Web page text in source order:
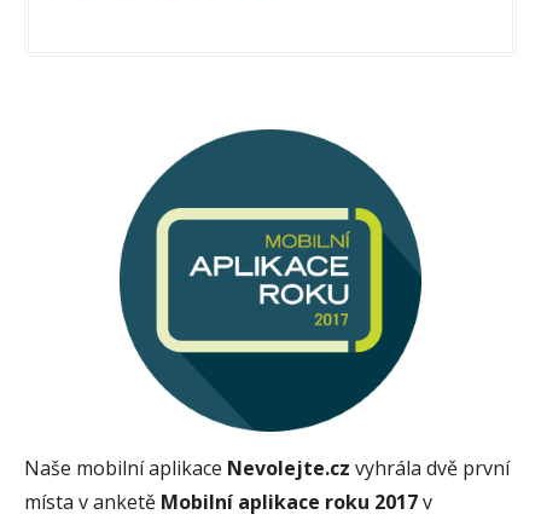
Naše mobilní aplikace Nevolejte.cz vyhrála dvě první
místa v anketě Mobilní aplikace roku 2017v